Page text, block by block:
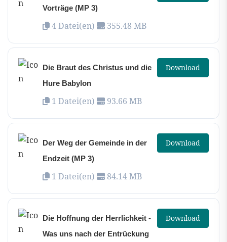
Vorträge (MP 3)
4 Datei(en) 355.48 MB
Die Braut des Christus und die
Hure Babylon
1 Datei(en) 93.66 MB
Download
Der Weg der Gemeinde in der
Endzeit (MP 3)
1 Datei(en) 84.14 MB
Download
Die Hoffnung der Herrlichkeit -
Was uns nach der Entrückung
Download